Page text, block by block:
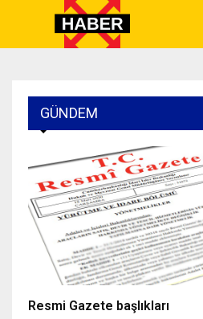
GÜNDEM
Resmi Gazete başlıkları